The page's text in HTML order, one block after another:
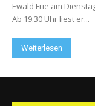
Ewald Frie am
Ab 19.30 Uhr liest er...
Weiterlesen